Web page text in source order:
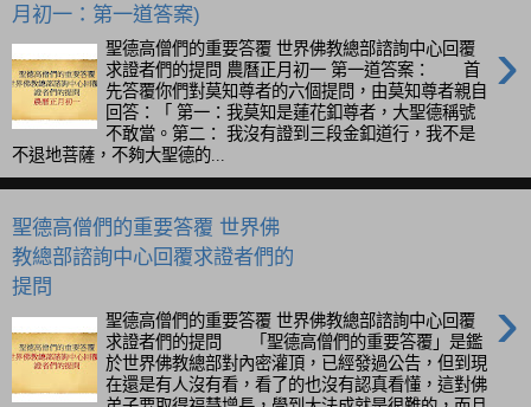
月初一：第一道答案)
›
聖德高僧們的重要答覆 世界佛教總部諮詢中心回覆
求證者們的提問 農曆正月初一 第一道答案： 首
先答覆你們對莫知尊者的六個提問，由莫知尊者親自
回答：「 第一：我莫知是蓮花釦尊者，大聖德稱號
不敢當。第二： 我沒有證到三段金釦道行，我不是
不退地菩薩，不夠大聖德的...
聖德高僧們的重要答覆 世界佛
教總部諮詢中心回覆求證者們的
提問
›
聖德高僧們的重要答覆 世界佛教總部諮詢中心回覆
求證者們的提問 「聖德高僧們的重要答覆」是鑑
於世界佛教總部對內密灌頂，已經發過公告，但到現
在還是有人沒有看，看了的也沒有認真看懂，這對佛